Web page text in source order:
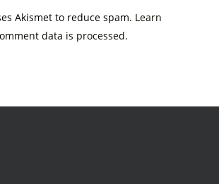
Akismet to reduce spam. Learn
data is processed.